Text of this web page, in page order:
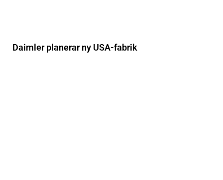
Daimler planerar ny USA-fabrik